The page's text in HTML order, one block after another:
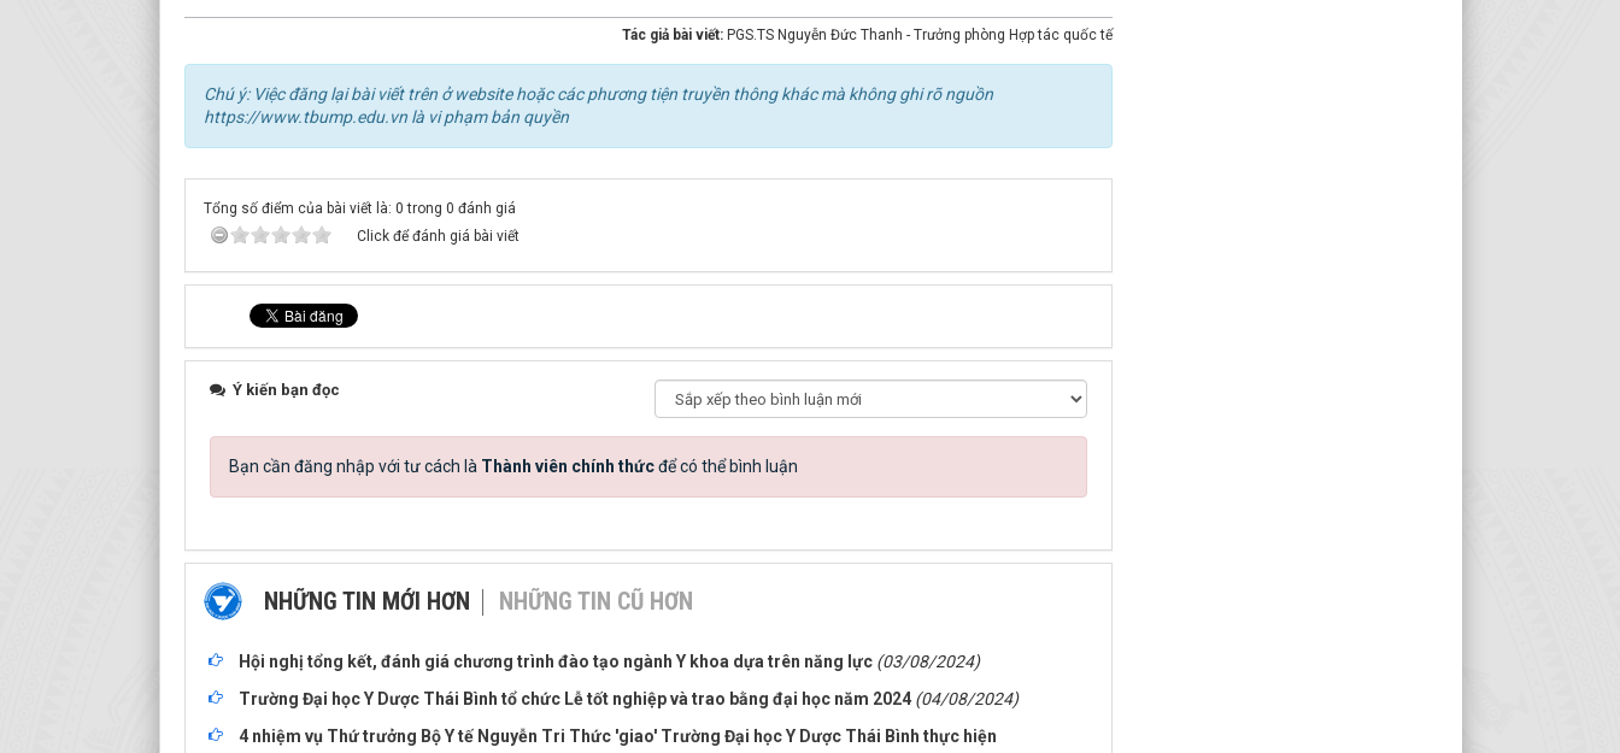
Tác giả bài viết: PGS.TS Nguyễn Đức Thanh - Trưởng phòng Hợp tác quốc tế
Chú ý: Việc đăng lại bài viết trên ở website hoặc các phương tiện truyền thông khác mà không ghi rõ nguồn
https://www.tbump.edu.vn là vi phạm bản quyền
Tổng số điểm của bài viết là: 0 trong 0 đánh giá
Click để đánh giá bài viết
Ý kiến bạn đọc
Bạn cần đăng nhập với tư cách là Thành viên chính thứcđể có thể bình luận
NHỮNG TIN MỚI HƠN NHỮNG TIN CŨ HƠN
Hội nghị tổng kết, đánh giá chương trình đào tạo ngành Y khoa dựa trên năng lực (03/08/2024)
Trường Đại học Y Dược Thái Bình tổ chức Lễ tốt nghiệp và trao bằng đại học năm 2024 (04/08/2024)
4 nhiệm vụ Thứ trưởng Bộ Y tế Nguyễn Tri Thức 'giao' Trường Đại học Y Dược Thái Bình thực hiện